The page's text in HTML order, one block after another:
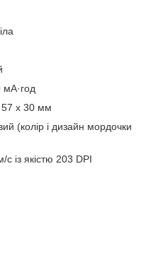
57 х 30 мм
(колір і дизайн мордочки
із якістю 203 DPI